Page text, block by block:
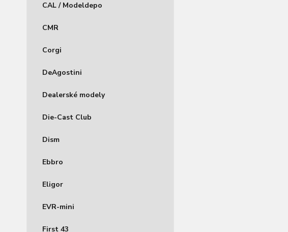
CAL / Modeldepo
CMR
Corgi
DeAgostini
Dealerské modely
Die-Cast Club
Dism
Ebbro
Eligor
EVR-mini
First 43